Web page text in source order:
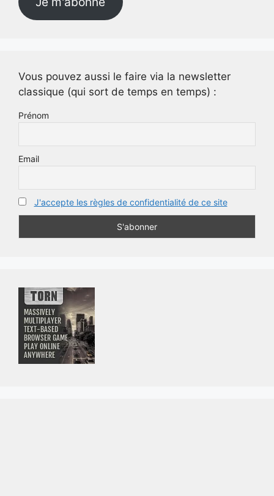
Vous pouvez aussi le faire via la newsletter
classique (qui sort de temps en temps) :
Prénom
Email
J'accepte les règles de confidentialité de ce site